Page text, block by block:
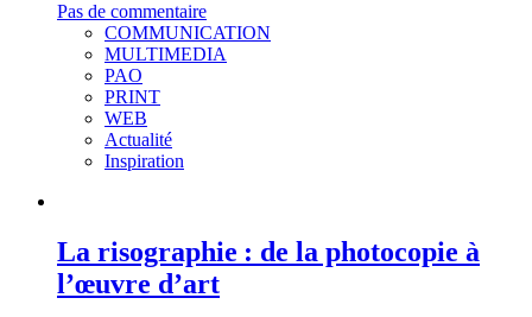
Pas de commentaire
COMMUNICATION
MULTIMEDIA
PAO
PRINT
WEB
Actualité
Inspiration
La risographie : de la photocopie à
l’œuvre d’art